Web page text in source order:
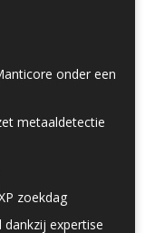
onder een
metaaldetectie
zoekdag
expertise